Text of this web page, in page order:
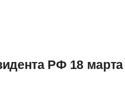
РФ 18 марта